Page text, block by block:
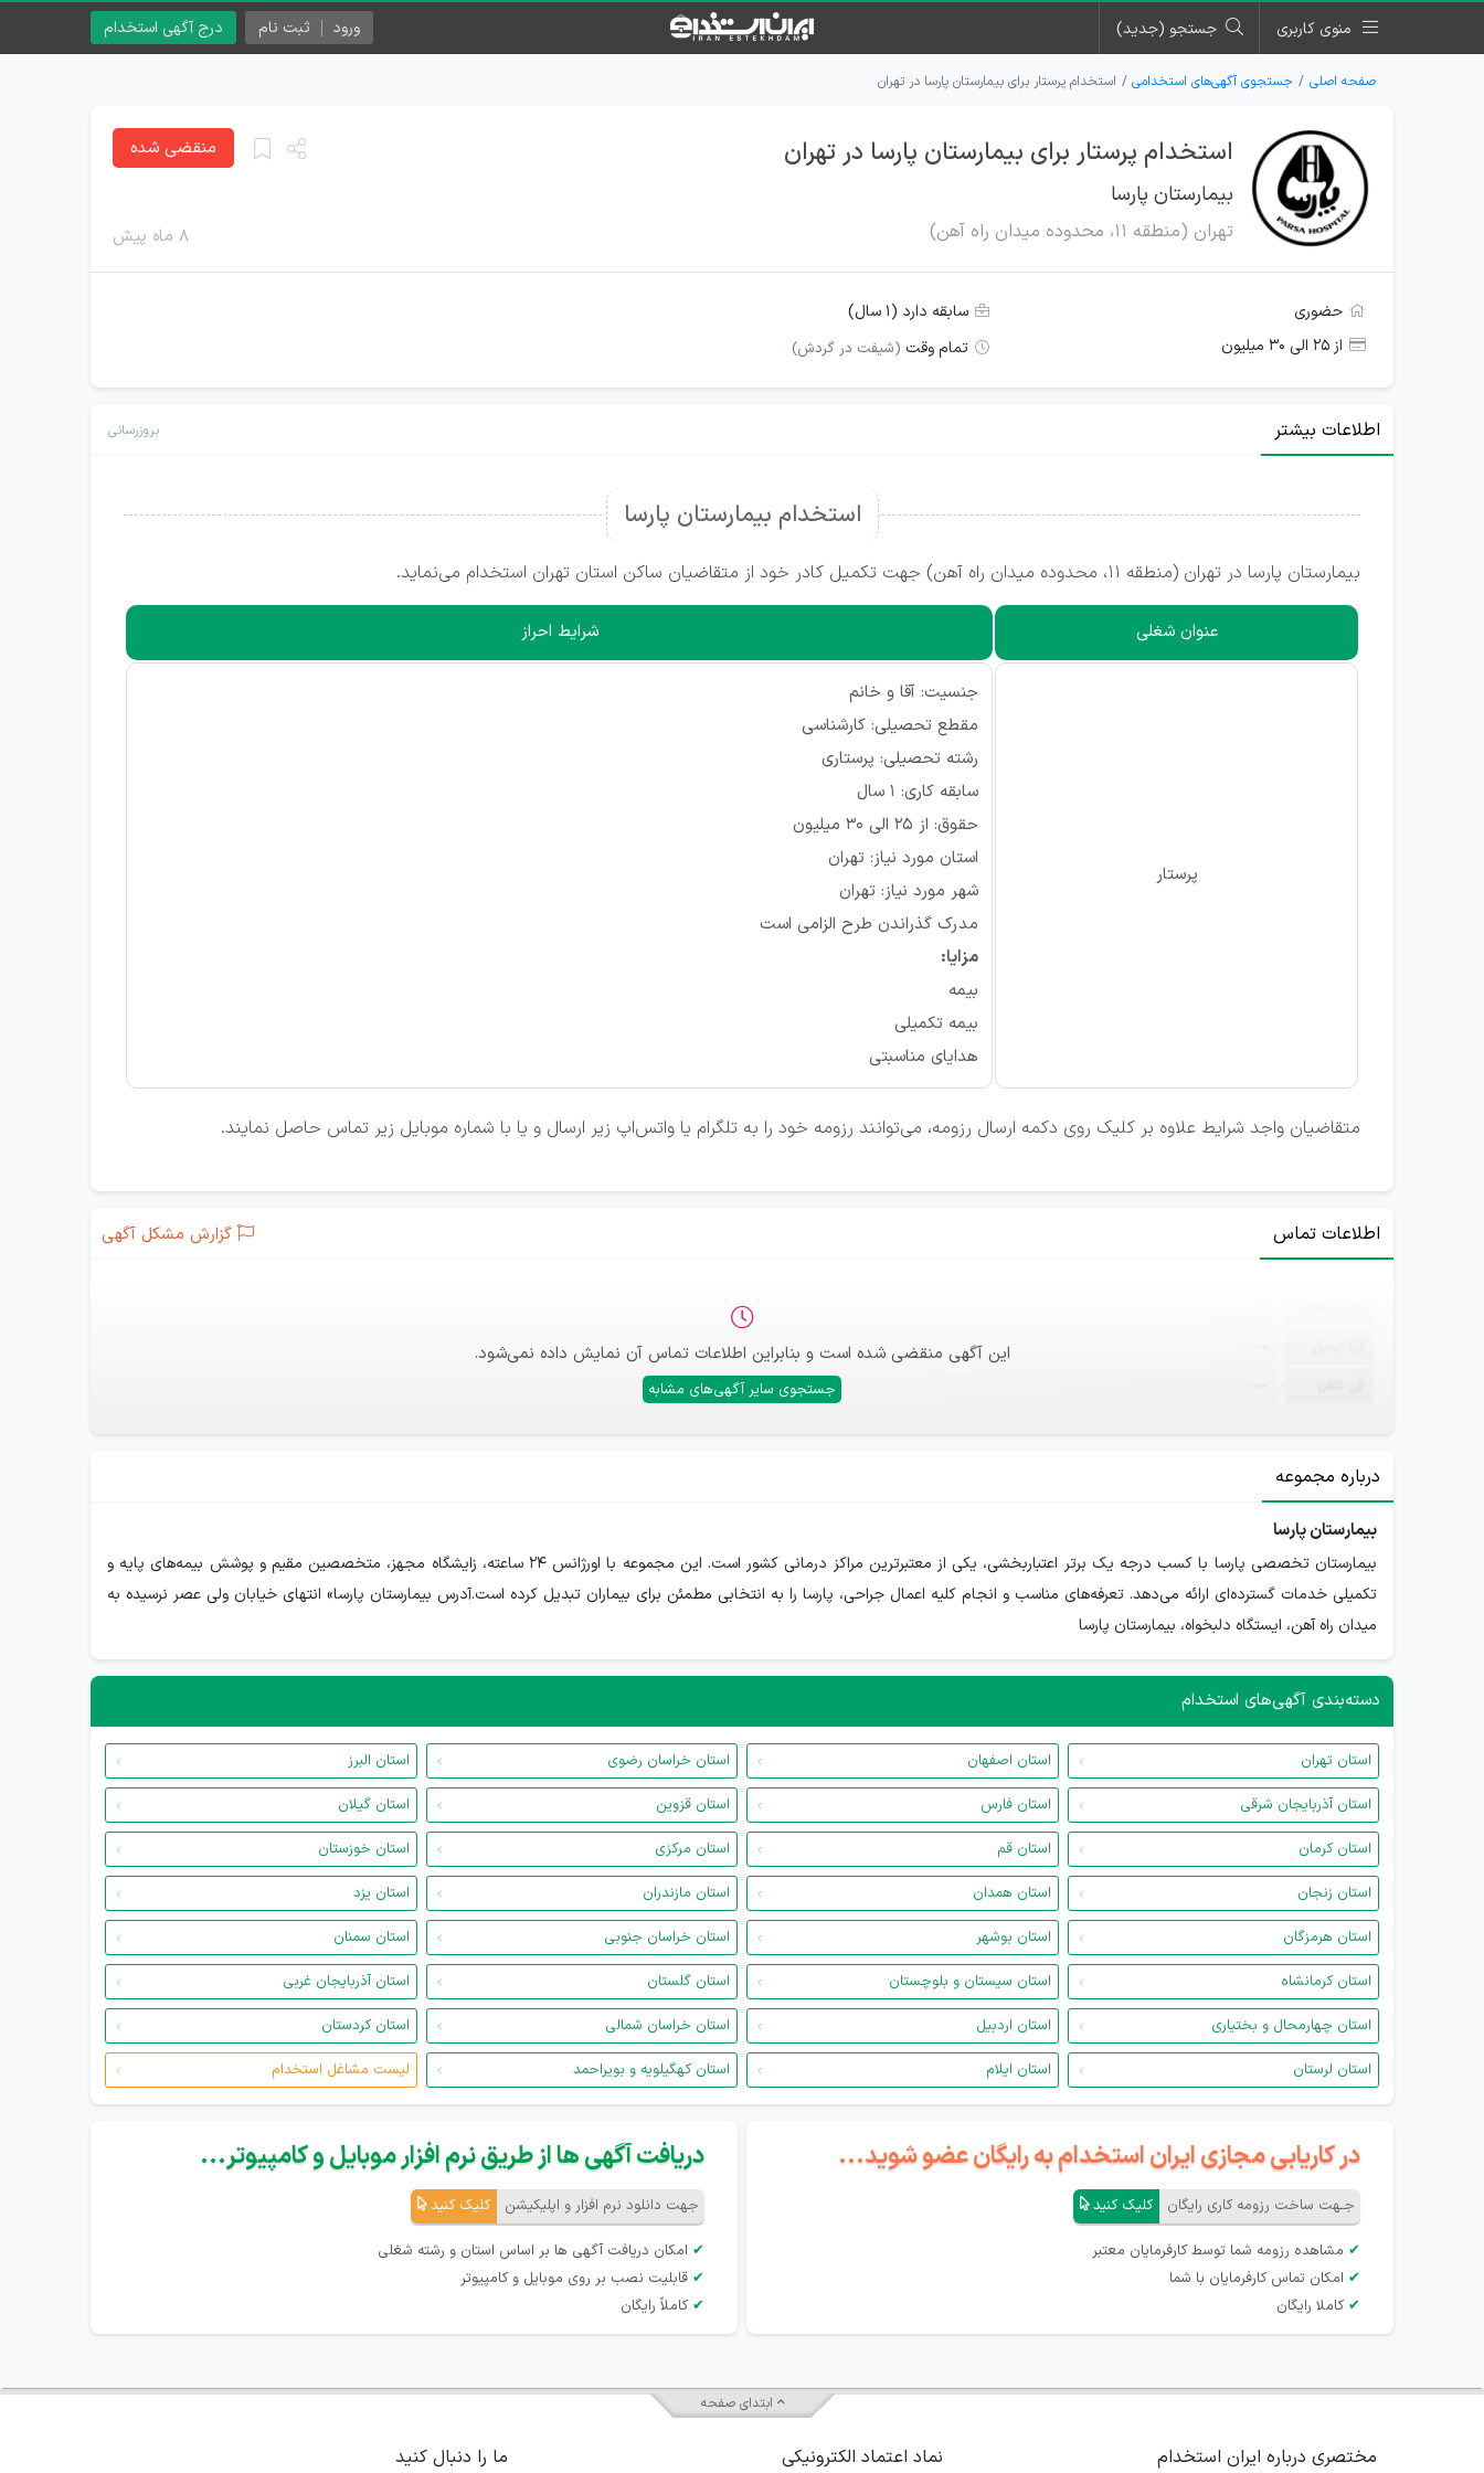
منوی کاربری جستجو (جدید) درج آگهی استخدام ورود ثبت نام
صفحه اصلی جستجوی آگهی‌های استخدامی استخدام پرستار برای بیمارستان پارسا در تهران
استخدام پرستار برای بیمارستان پارسا در تهران
بیمارستان پارسا
تهران (منطقه 11، محدوده میدان راه آهن) ۸ ماه پیش
منقضی شده
حضوری
سابقه دارد (۱ سال)
از ۲۵ الی ۳۰ میلیون
تمام وقت (شیفت در گردش)
اطلاعات بیشتر بروزرسانی
استخدام بیمارستان پارسا
بیمارستان پارسا در تهران (منطقه 11، محدوده میدان راه آهن) جهت تکمیل کادر خود از متقاضیان ساکن استان تهران استخدام می‌نماید.
عنوان شغلی شرایط احراز
پرستار
جنسیت: آقا و خانم
مقطع تحصیلی: کارشناسی
رشته تحصیلی: پرستاری
سابقه کاری: ۱ سال
حقوق: از ۲۵ الی ۳۰ میلیون
استان مورد نیاز: تهران
شهر مورد نیاز: تهران
مدرک گذراندن طرح الزامی است
مزایا:
بیمه
بیمه تکمیلی
هدایای مناسبتی
متقاضیان واجد شرایط علاوه بر کلیک روی دکمه ارسال رزومه، می‌توانند رزومه خود را به تلگرام یا واتس‌اپ زیر ارسال و یا با شماره موبایل زیر تماس حاصل نمایند.
اطلاعات تماس گزارش مشکل آگهی
این آگهی منقضی شده است و بنابراین اطلاعات تماس آن نمایش داده نمی‌شود.
جستجوی سایر آگهی‌های مشابه
درباره مجموعه
بیمارستان پارسا
بیمارستان تخصصی پارسا با کسب درجه یک برتر اعتباربخشی، یکی از معتبرترین مراکز درمانی کشور است. این مجموعه با اورژانس ۲۴ ساعته، زایشگاه مجهز، متخصصین مقیم و پوشش بیمه‌های پایه و
تکمیلی خدمات گسترده‌ای ارائه می‌دهد. تعرفه‌های مناسب و انجام کلیه اعمال جراحی، پارسا را به انتخابی مطمئن برای بیماران تبدیل کرده است.آدرس بیمارستان پارسا» انتهای خیابان ولی عصر نرسیده به
میدان راه آهن، ایستگاه دلبخواه، بیمارستان پارسا
دسته‌بندی آگهی‌های استخدام
استان تهران استان اصفهان استان خراسان رضوی
استان البرز
استان آذربایجان شرقی
استان فارس استان قزوین
استان گیلان
استان کرمان
استان قم استان مرکزی
استان خوزستان
استان زنجان
استان همدان استان مازندران
استان یزد
استان هرمزگان
استان بوشهر استان خراسان جنوبی
استان سمنان
استان کرمانشاه
استان سیستان و بلوچستان استان گلستان
استان آذربایجان غربی
استان چهارمحال و بختیاری
استان اردبیل استان خراسان شمالی
استان کردستان
استان لرستان
استان ایلام استان کهگیلویه و بویراحمد لیست مشاغل استخدام
در کاریابی مجازی ایران استخدام به رایگان عضو شوید...
جـهت ساخت رزومه کاری رایگان کلیک کنید
✔ مشاهده رزومه شما توسط کارفرمایان معتبر
✔ امکان تماس کارفرمایان با شما
✔ کاملا رایگان
دریافت آگهی ها از طریق نرم افزار موبایل و کامپیوتر...
جهت دانلود نرم افزار و اپلیکیشن کلیک کنید
✔ امکان دریافت آگهی ها بر اساس استان و رشته شغلی
✔ قابلیت نصب بر روی موبایل و کامپیوتر
✔ کاملاً رایگان
ابتدای صفحه
مختصری درباره ایران استخدام نماد اعتماد الکترونیکی ما را دنبال کنید